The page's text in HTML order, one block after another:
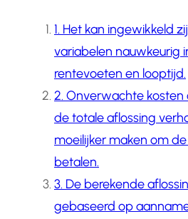
1. Het kan ingewikkeld
variabelen nauwkeurig
rentevoeten en looptijd.
2. Onverwachte
de totale aflossing
moeilijker maken om
betalen.
3. De berekende
gebaseerd op